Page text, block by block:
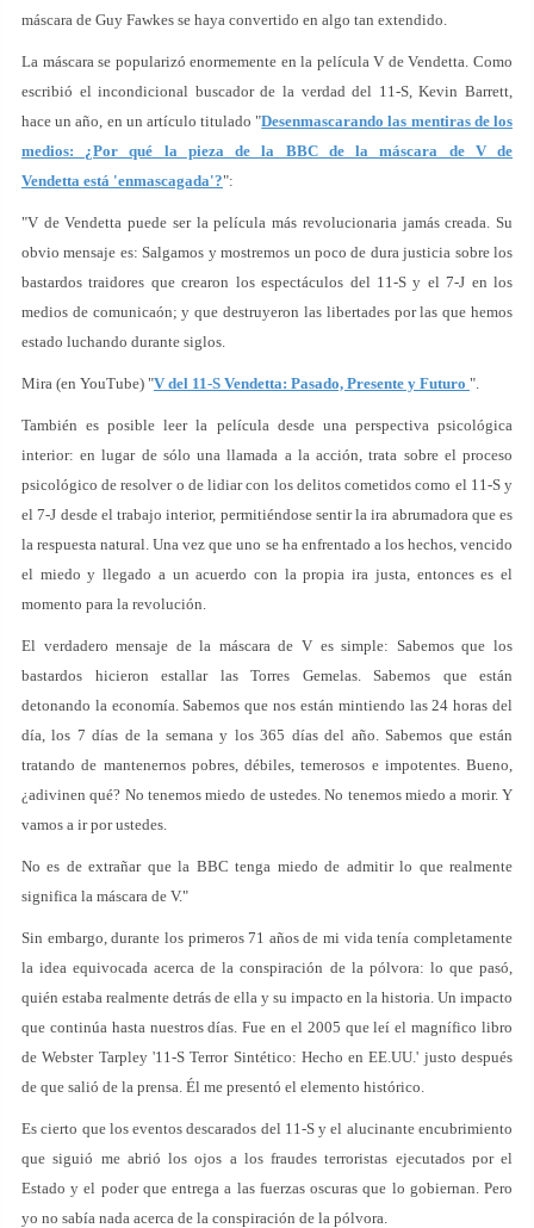
máscara de Guy Fawkes se haya convertido en algo tan extendido.
La máscara se popularizó enormemente en la película V de Vendetta. Como
escribió el incondicional buscador de la verdad del 11-S, Kevin Barrett,
hace un año, en un artículo titulado "Desenmascarando las mentiras de los
medios: ¿Por qué la pieza de la BBC de la máscara de V de
Vendetta está 'enmascagada'?":
"V de Vendetta puede ser la película más revolucionaria jamás creada. Su
obvio mensaje es: Salgamos y mostremos un poco de dura justicia sobre los
bastardos traidores que crearon los espectáculos del 11-S y el 7-J en los
medios de comunicaón; y que destruyeron las libertades por las que hemos
estado luchando durante siglos.
Mira (en YouTube) "V del 11-S Vendetta: Pasado, Presente y Futuro ".
También es posible leer la película desde una perspectiva psicológica
interior: en lugar de sólo una llamada a la acción, trata sobre el proceso
psicológico de resolver o de lidiar con los delitos cometidos como el 11-S y
el 7-J desde el trabajo interior, permitiéndose sentir la ira abrumadora que es
la respuesta natural. Una vez que uno se ha enfrentado a los hechos, vencido
el miedo y llegado a un acuerdo con la propia ira justa, entonces es el
momento para la revolución.
El verdadero mensaje de la máscara de V es simple: Sabemos que los
bastardos hicieron estallar las Torres Gemelas. Sabemos que están
detonando la economía. Sabemos que nos están mintiendo las 24 horas del
día, los 7 días de la semana y los 365 días del año. Sabemos que están
tratando de mantenernos pobres, débiles, temerosos e impotentes. Bueno,
¿adivinen qué? No tenemos miedo de ustedes. No tenemos miedo a morir. Y
vamos a ir por ustedes.
No es de extrañar que la BBC tenga miedo de admitir lo que realmente
significa la máscara de V."
Sin embargo, durante los primeros 71 años de mi vida tenía completamente
la idea equivocada acerca de la conspiración de la pólvora: lo que pasó,
quién estaba realmente detrás de ella y su impacto en la historia. Un impacto
que continúa hasta nuestros días. Fue en el 2005 que leí el magnífico libro
de Webster Tarpley '11-S Terror Sintético: Hecho en EE.UU.' justo después
de que salió de la prensa. Él me presentó el elemento histórico.
Es cierto que los eventos descarados del 11-S y el alucinante encubrimiento
que siguió me abrió los ojos a los fraudes terroristas ejecutados por el
Estado y el poder que entrega a las fuerzas oscuras que lo gobiernan. Pero
yo no sabía nada acerca de la conspiración de la pólvora.